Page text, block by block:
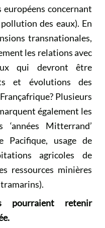
concernant
des eaux). En
transnationales,
les relations avec
qui devront être
et évolutions des
Plusieurs
également les
Mitterrand’
Pacifique, usage de
agricoles de
ressources minières
pourraient retenir